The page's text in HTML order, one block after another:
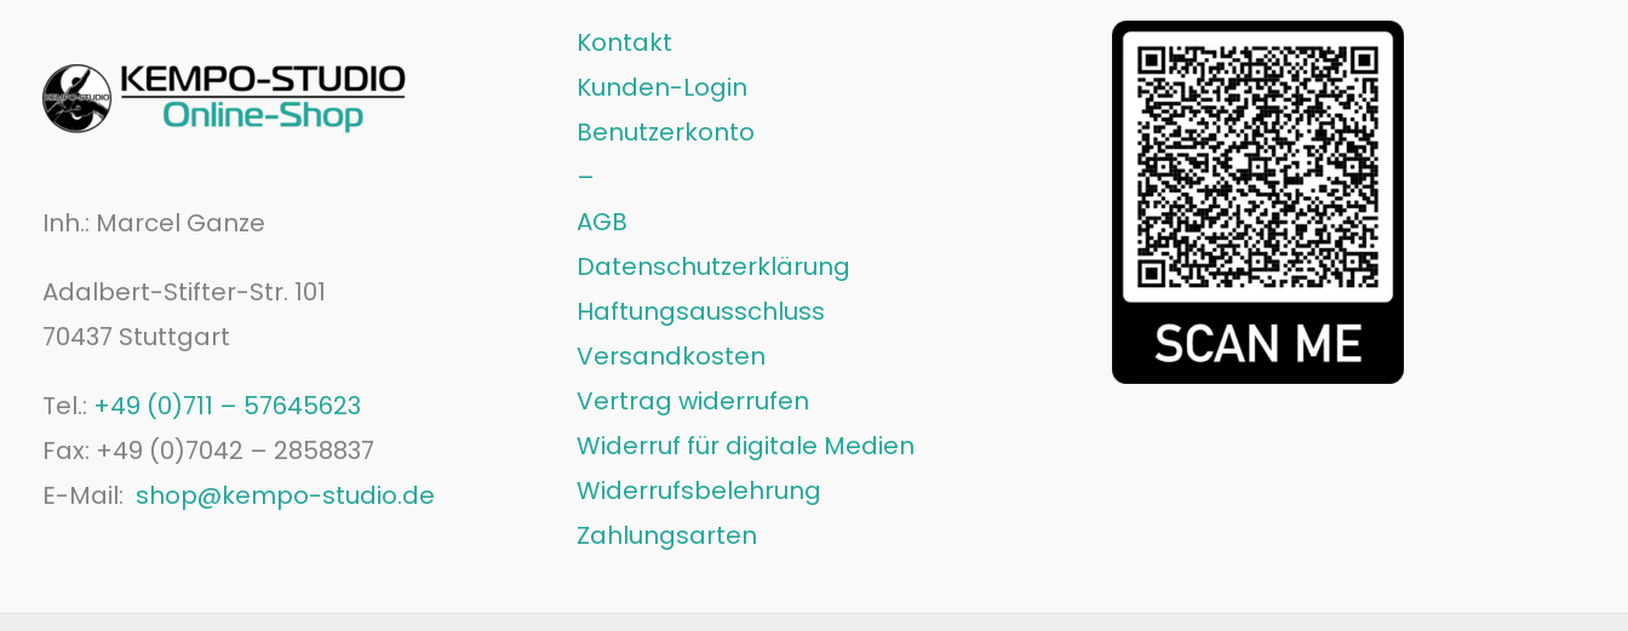
Inh.: Marcel Ganze
Adalbert-Stifter-Str. 101
70437 Stuttgart
Tel.: +49 (0)711 – 57645623
Fax: +49 (0)7042 – 2858837
E-Mail: shop@kempo-studio.de
Kontakt
Kunden-Login
Benutzerkonto
–
AGB
Datenschutzerklärung
Haftungsausschluss
Versandkosten
Vertrag widerrufen
Widerruf für digitale Medien
Widerrufsbelehrung
Zahlungsarten